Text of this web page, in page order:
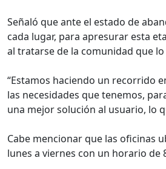
Señaló que ante el estado de
cada lugar, para apresurar esta
al tratarse de la comunidad que lo
“Estamos haciendo un recorrido
las necesidades que tenemos,
una mejor solución al usuario, lo
Cabe mencionar que las oficinas
lunes a viernes con un horario de